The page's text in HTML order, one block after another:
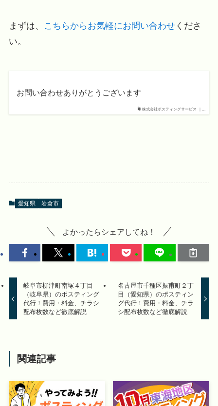
まずは、 こちらからお気軽にお問い合わせくださ
い。
株式会社ポスティングサービス ｜...
お問い合わせありがとうございます
愛知県 岩倉市
よかったらシェアしてね！
岐阜市柳津町南塚４丁目
（岐阜県）のポスティング
代行！費用・料金、チラシ
配布枚数など徹底解説
名古屋市千種区振甫町２丁
目（愛知県）のポスティン
グ代行！費用・料金、チラ
シ配布枚数など徹底解説
関連記事